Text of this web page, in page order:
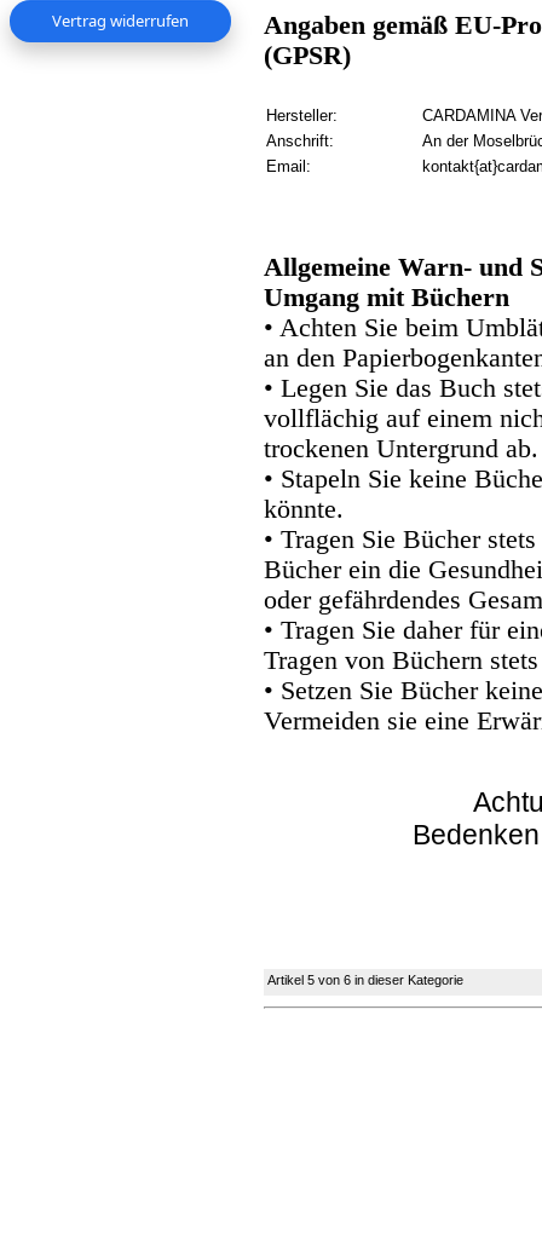
Vertrag widerrufen
Angaben gemäß EU-
(GPSR)
Hersteller:
CARDAMINA
Anschrift:
An der
Email:
Allgemeine Warn- und
Umgang mit Büchern
• Achten Sie beim
an den
• Legen Sie das Buch
vollflächig auf einem
trockenen Untergrund ab.
• Stapeln Sie keine
könnte.
• Tragen Sie Bücher
Bücher ein die
oder gefährdendes
• Tragen Sie daher für
Tragen von Büchern
• Setzen Sie Bücher
Vermeiden sie eine
Artikel 5 von 6 in dieser Kategorie